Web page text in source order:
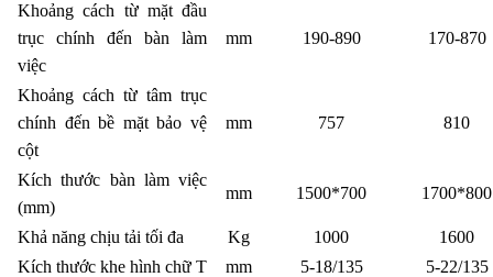
Khoảng cách từ mặt đầu
trục chính đến bàn làm
việc
mm 190-890 170-870
Khoảng cách từ tâm trục
chính đến bề mặt bảo vệ
cột
mm 757 810
Kích thước bàn làm việc
(mm)
mm 1500*700 1700*800
Khả năng chịu tải tối đa Kg 1000
1600
Kích thước khe hình chữ T
mm 5-18/135
5-22/135